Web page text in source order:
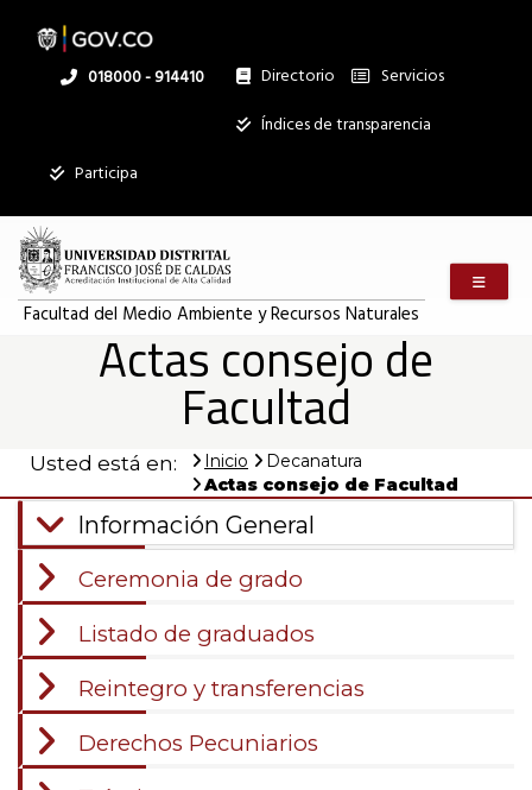
contenido
Linea
018000 - 914410 Directorio
Institucional
Servicios
Índices de transparencia
Participa
Facultad del Medio Ambiente y Recursos Naturales
Actas consejo de
Facultad
Usted está en: Inicio
Decanatura
Actas consejo de Facultad
Información General
Ceremonia de grado
Listado de graduados
Reintegro y transferencias
Derechos Pecuniarios